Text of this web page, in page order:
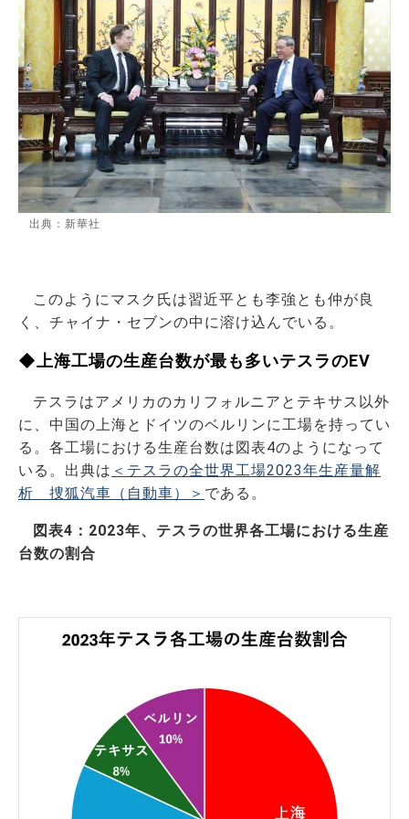
出典：新華社
このようにマスク氏は習近平とも李強とも仲が良
く、チャイナ・セブンの中に溶け込んでいる。
◆上海工場の生産台数が最も多いテスラのEV
テスラはアメリカのカリフォルニアとテキサス以外
に、中国の上海とドイツのベルリンに工場を持ってい
る。各工場における生産台数は図表4のようになって
いる。出典は ＜テスラの全世界工場2023年生産量解
析 捜狐汽車（自動車）＞ である。
図表4：2023年、テスラの世界各工場における生産
台数の割合